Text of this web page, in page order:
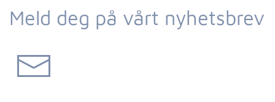
Meld deg på vårt nyhetsbrev